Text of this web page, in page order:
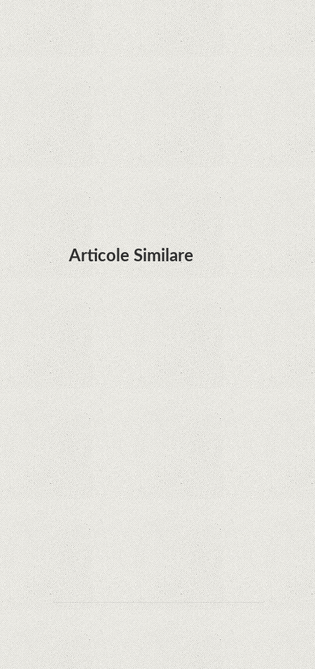
Curtea Supremă reglementează în favoarea
Google în Oracle Java Fight
Zvon: aplicațiile Google nu se mai pot instala pe
terminalele Huawei cu procesoare Kirin
Huawei P50 primeşte o posibilă dată de lansare
şi e mai curând decât credeam; Are cameră
telephoto cu zoom optic variabil
Articole Similare
Descoperire remarcabilă. Genomul uman nu mai
are secrete
iPhone 12 Mini, bijuteria - TECH REVIEW
Apple cedează, în sfârșit. Piese de schimb pentru
iPhone și Mac, puse în vânzare
Rețelele sociale au pierdut deja 10 miliarde de
dolari din cauza noilor reguli Apple privind
urmărirea utilizatorilor